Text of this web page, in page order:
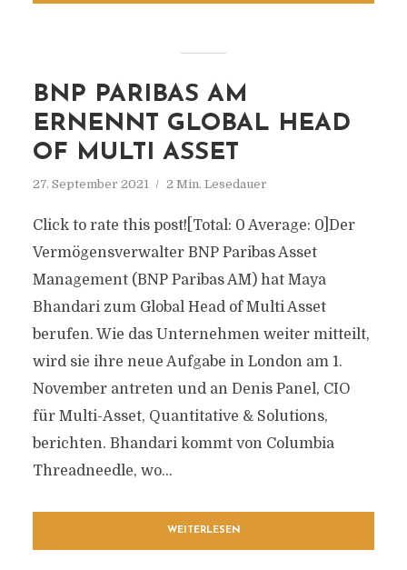
BNP PARIBAS AM
ERNENNT GLOBAL HEAD
OF MULTI ASSET
27. September 2021 2 Min. Lesedauer
Click to rate this post![Total: 0 Average: 0]Der
Vermögensverwalter BNP Paribas Asset
Management (BNP Paribas AM) hat Maya
Bhandari zum Global Head of Multi Asset
berufen. Wie das Unternehmen weiter mitteilt,
wird sie ihre neue Aufgabe in London am 1.
November antreten und an Denis Panel, CIO
für Multi-Asset, Quantitative & Solutions,
berichten. Bhandari kommt von Columbia
Threadneedle, wo...
WEITERLESEN